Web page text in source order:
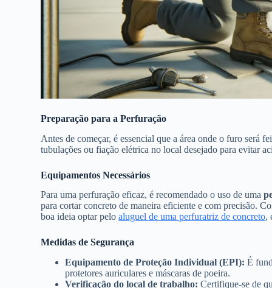
Preparação para a Perfuração
Antes de começar, é essencial que a área onde o furo será
tubulações ou fiação elétrica no local desejado para evitar
Equipamentos Necessários
Para uma perfuração eficaz, é recomendado o uso de uma
para cortar concreto de maneira eficiente e com precisão.
boa ideia optar peloaluguel de uma perfuratriz de concreto,
Medidas de Segurança
Equipamento de Proteção Individual (EPI): É
protetores auriculares e máscaras de poeira.
Verificação do local de trabalho: Certifique-se de